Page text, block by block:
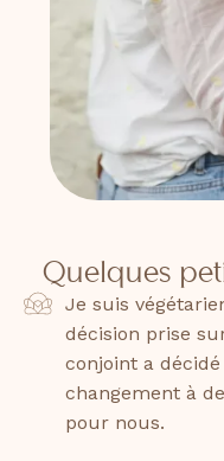
Quelques
Je suis
décision prise
conjoint a
changement à
pour nous.